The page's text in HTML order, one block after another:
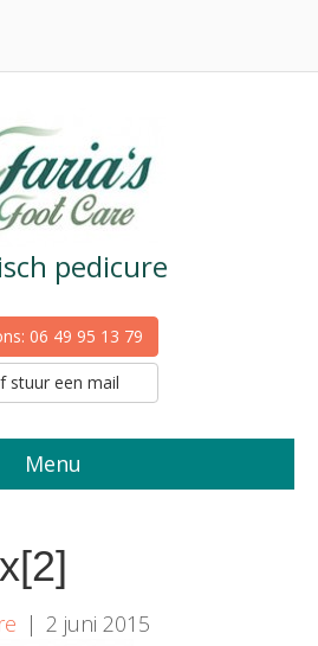
pedicure
06 49 95 13 79
stuur een mail
Menu
| 2 juni 2015